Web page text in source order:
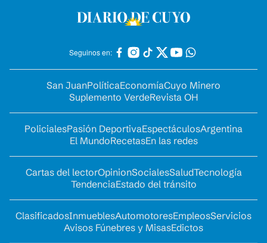
Seguinos en:
San JuanPolíticaEconomíaCuyo Minero
Suplemento VerdeRevista OH
PolicialesPasión DeportivaEspectáculosArgentina
El MundoRecetasEn las redes
Cartas del lectorOpinionSocialesSaludTecnología
TendenciaEstado del tránsito
ClasificadosInmueblesAutomotoresEmpleosServicios
Avisos Fúnebres y MisasEdictos